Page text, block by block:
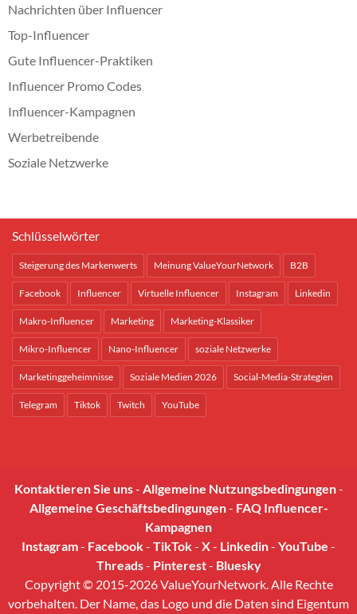
Nachrichten über Influencer
Top-Influencer
Gute Influencer-Praktiken
Influencer Promo Codes
Influencer-Kampagnen
Werbetreibende
Soziale Netzwerke
Schlüsselwörter
Steigerung des Markenwerts Meinung ValueYourNetwork B2B
Facebook Influencer Virtuelle Influencer Instagram Linkedin
Makro-Influencer Marketing Marketing-Klassiker
Mikro-Influencer Nano-Influencer soziale Netzwerke
Marketinggeheimnisse Soziale Medien 2026 Social-Media-Strategien
Telegram Tiktok Twitch YouTube
Kontaktieren Sie uns- Allgemeine Nutzungsbedingungen-
Allgemeine Geschäftsbedingungen- FAQ Influencer-
Kampagnen
Instagram- Facebook- TikTok- X- Linkedin- YouTube -
Threads- Pinterest- Bluesky
Copyright © 2015-2026 ValueYourNetwork. Alle Rechte
vorbehalten. Der Name, das Logo und die Daten sind Eigentum